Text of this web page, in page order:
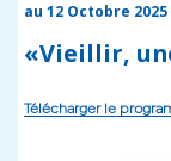
au 12 Octobre 2025
«Vieillir,
Télécharger le